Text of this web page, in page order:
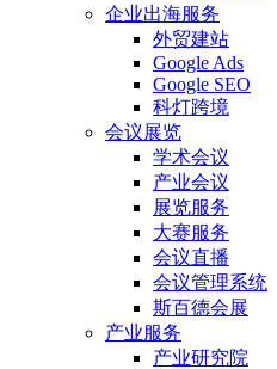
企业出海服务
外贸建站
Google Ads
Google SEO
科灯跨境
会议展览
学术会议
产业会议
展览服务
大赛服务
会议直播
会议管理系统
斯百德会展
产业服务
产业研究院